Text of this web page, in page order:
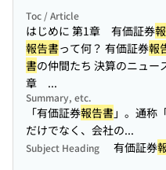
Toc / Article
はじめに 第1章 有価証券
報告書って何？ 有価証券報
書の仲間たち 決算のニュー
章 ...
Summary, etc.
「有価証券報告書」。通称
だけでなく、会社の...
Subject Heading 有価証券